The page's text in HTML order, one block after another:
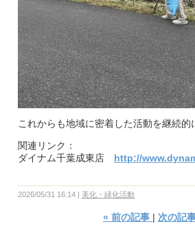
これからも地域に密着した活動を継続的
関連リンク：
ダイナム千葉成東店 http://
2026/05/31 16:14 美化・緑化活動
« 前の記事 次の記